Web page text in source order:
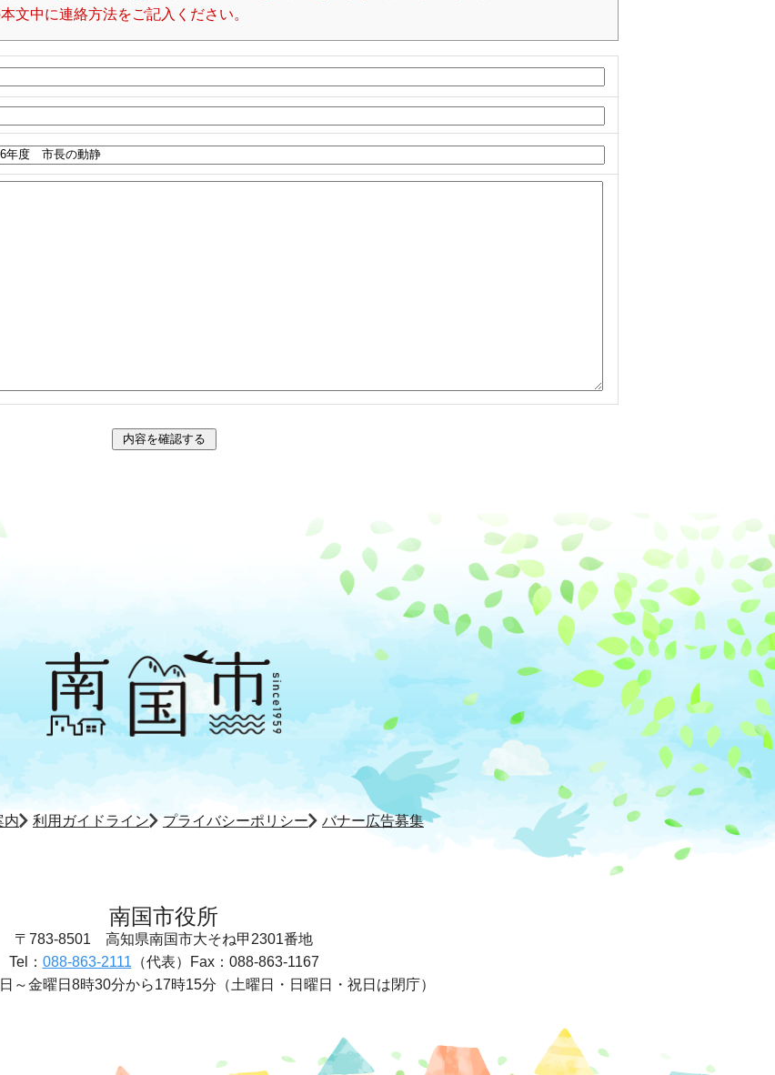
文中に連絡方法をご記入ください。
内 利用ガイドライン プライバシーポリシー バナー広告募集
南国市役所
〒783-8501 高知県南国市大そね甲2301番地
Tel： 088-863-2111 （代表）
Fax：088-863-1167
～金曜日8時30分から17時15分 （土曜日・日曜日・祝日は閉庁）